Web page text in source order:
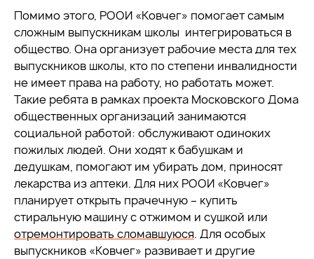
Помимо этого, РООИ «Ковчег» помогает самым
сложным выпускникам школы интегрироваться в
общество. Она организует рабочие места для тех
выпускников школы, кто по степени инвалидности
не имеет права на работу, но работать может.
Такие ребята в рамках проекта Московского Дома
общественных организаций занимаются
социальной работой: обслуживают одиноких
пожилых людей. Они ходят к бабушкам и
дедушкам, помогают им убирать дом, приносят
лекарства из аптеки. Для них РООИ «Ковчег»
планирует открыть прачечную – купить
стиральную машину с отжимом и сушкой или
отремонтировать сломавшуюся. Для особых
выпускников «Ковчег» развивает и другие